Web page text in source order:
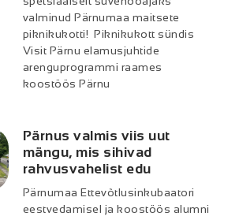
valminud Pärnumaa maitsete
piknikukotti! Piknikukott sündis
Visit Pärnu elamusjuhtide
arenguprogrammi raames
koostöös Pärnu
Pärnus valmis viis uut
mängu, mis sihivad
rahvusvahelist edu
Pärnumaa Ettevõtlusinkubaatori
eestvedamisel ja koostöös alumni